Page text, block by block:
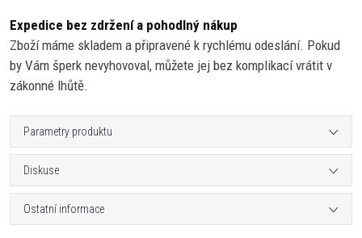
Expedice bez zdržení a pohodlný nákup
Zboží máme skladem a připravené k rychlému odeslání. Pokud
by Vám šperk nevyhovoval, můžete jej bez komplikací vrátit v
zákonné lhůtě.
Parametry produktu
Diskuse
Ostatní informace